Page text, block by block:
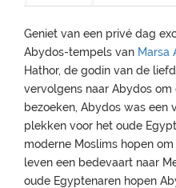
Geniet van een privé dag
Abydos-tempels van Marsa
Hathor, de godin van de
vervolgens naar Abydos
bezoeken, Abydos was een
plekken voor het oude
moderne Moslims hopen
leven een bedevaart naar
oude Egyptenaren hopen